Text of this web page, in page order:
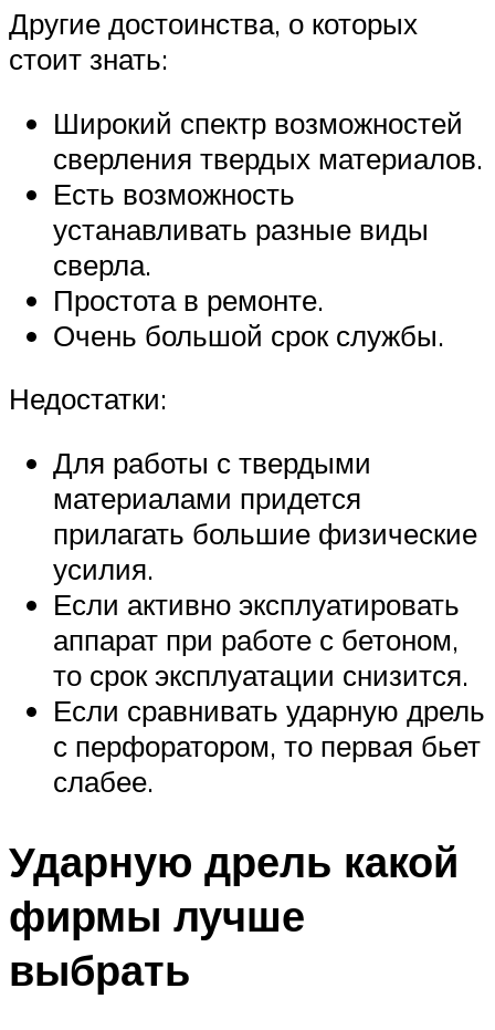
Другие достоинства, о которых
стоит знать:
Широкий спектр возможностей
сверления твердых материалов.
Есть возможность
устанавливать разные виды
сверла.
Простота в ремонте.
Очень большой срок службы.
Недостатки:
Для работы с твердыми
материалами придется
прилагать большие физические
усилия.
Если активно эксплуатировать
аппарат при работе с бетоном,
то срок эксплуатации снизится.
Если сравнивать ударную дрель
с перфоратором, то первая бьет
слабее.
Ударную дрель какой
фирмы лучше
выбрать